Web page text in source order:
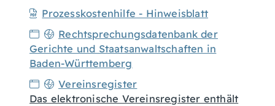
Prozesskostenhilfe - Hinweisblatt
Rechtsprechungsdatenbank der
Gerichte und Staatsanwaltschaften in
Baden-Württemberg
Vereinsregister
Das elektronische Vereinsregister enthält